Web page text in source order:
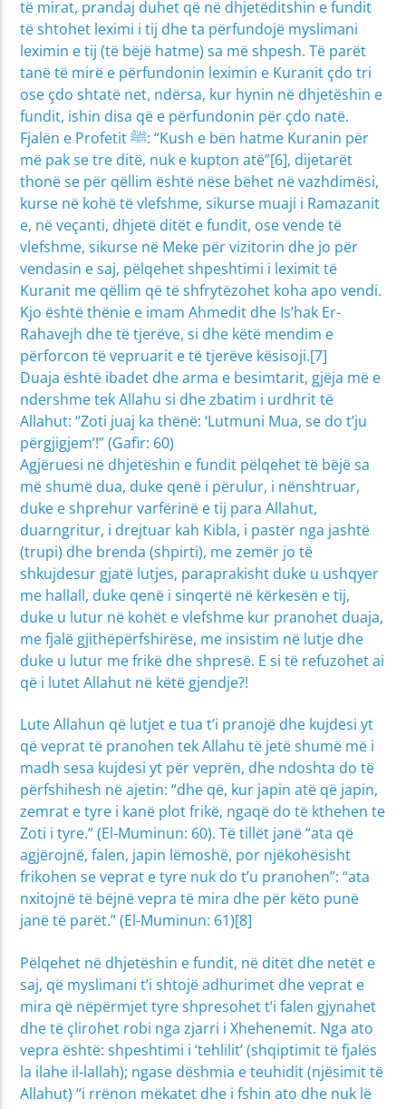
të mirat, prandaj duhet që në dhjetëditshin e fundit
të shtohet leximi i tij dhe ta përfundojë myslimani
leximin e tij (të bëjë hatme) sa më shpesh. Të parët
tanë të mirë e përfundonin leximin e Kuranit çdo tri
ose çdo shtatë net, ndërsa, kur hynin në dhjetëshin e
fundit, ishin disa që e përfundonin për çdo natë.
Fjalën e Profetit ﷺ: “Kush e bën hatme Kuranin për
më pak se tre ditë, nuk e kupton atë”[6], dijetarët
thonë se për qëllim është nëse bëhet në vazhdimësi,
kurse në kohë të vlefshme, sikurse muaji i Ramazanit
e, në veçanti, dhjetë ditët e fundit, ose vende të
vlefshme, sikurse në Meke për vizitorin dhe jo për
vendasin e saj, pëlqehet shpeshtimi i leximit të
Kuranit me qëllim që të shfrytëzohet koha apo vendi.
Kjo është thënie e imam Ahmedit dhe Is’hak Er-
Rahavejh dhe të tjerëve, si dhe këtë mendim e
përforcon të vepruarit e të tjerëve kësisoji.[7]
Duaja është ibadet dhe arma e besimtarit, gjëja më e
ndershme tek Allahu si dhe zbatim i urdhrit të
Allahut: “Zoti juaj ka thënë: ‘Lutmuni Mua, se do t’ju
përgjigjem’!” (Gafir: 60)
Agjëruesi në dhjetëshin e fundit pëlqehet të bëjë sa
më shumë dua, duke qenë i përulur, i nënshtruar,
duke e shprehur varfërinë e tij para Allahut,
duarngritur, i drejtuar kah Kibla, i pastër nga jashtë
(trupi) dhe brenda (shpirti), me zemër jo të
shkujdesur gjatë lutjes, paraprakisht duke u ushqyer
me hallall, duke qenë i sinqertë në kërkesën e tij,
duke u lutur në kohët e vlefshme kur pranohet duaja,
me fjalë gjithëpërfshirëse, me insistim në lutje dhe
duke u lutur me frikë dhe shpresë. E si të refuzohet ai
që i lutet Allahut në këtë gjendje?!
Lute Allahun që lutjet e tua t’i pranojë dhe kujdesi yt
që veprat të pranohen tek Allahu të jetë shumë më i
madh sesa kujdesi yt për veprën, dhe ndoshta do të
përfshihesh në ajetin: “dhe që, kur japin atë që japin,
zemrat e tyre i kanë plot frikë, ngaqë do të kthehen te
Zoti i tyre.” (El-Muminun: 60). Të tillët janë “ata që
agjërojnë, falen, japin lëmoshë, por njëkohësisht
frikohen se veprat e tyre nuk do t’u pranohen”: “ata
nxitojnë të bëjnë vepra të mira dhe për këto punë
janë të parët.” (El-Muminun: 61)[8]
Pëlqehet në dhjetëshin e fundit, në ditët dhe netët e
saj, që myslimani t’i shtojë adhurimet dhe veprat e
mira që nëpërmjet tyre shpresohet t’i falen gjynahet
dhe të çlirohet robi nga zjarri i Xhehenemit. Nga ato
vepra është: shpeshtimi i ‘tehlilit’ (shqiptimit të fjalës
la ilahe il-lallah); ngase dëshmia e teuhidit (njësimit të
Allahut) “i rrënon mëkatet dhe i fshin ato dhe nuk lë